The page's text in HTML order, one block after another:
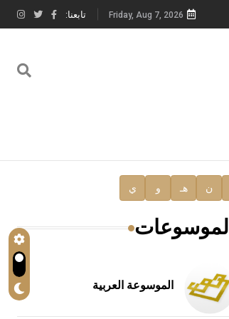
Friday, Aug 7, 2026 تابعنا:
ن هـ و ي
الموسوعات
الموسوعة العربية